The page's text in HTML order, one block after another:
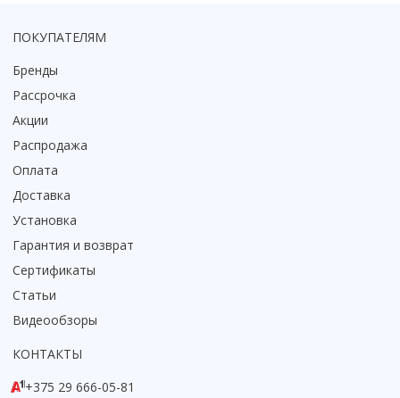
ПОКУПАТЕЛЯМ
Бренды
Рассрочка
Акции
Распродажа
Оплата
Доставка
Установка
Гарантия и возврат
Сертификаты
Статьи
Видеообзоры
КОНТАКТЫ
+375 29 666-05-81